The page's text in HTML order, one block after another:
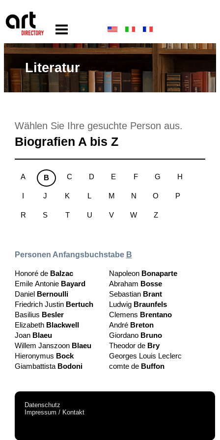
Literatur
Wählen Sie Ihre gesuchte Person aus.
Biografien A bis Z
A B C D E F G H
I J K L M N O P
R S T U V W Z
Personen Anfangsbuchstabe B
Honoré de Balzac
Emile Antonie Bayard
Daniel Bernoulli
Friedrich Justin Bertuch
Basilius Besler
Elizabeth Blackwell
Joan Blaeu
Willem Janszoon Blaeu
Hieronymus Bock
Giambattista Bodoni
Napoleon Bonaparte
Abraham Bosse
Sebastian Brant
Ludwig Braunfels
Clemens Brentano
André Breton
Giordano Bruno
Theodor de Bry
Georges Louis Leclerc
comte de Buffon
Datenschutz
Impressum / Kontakt